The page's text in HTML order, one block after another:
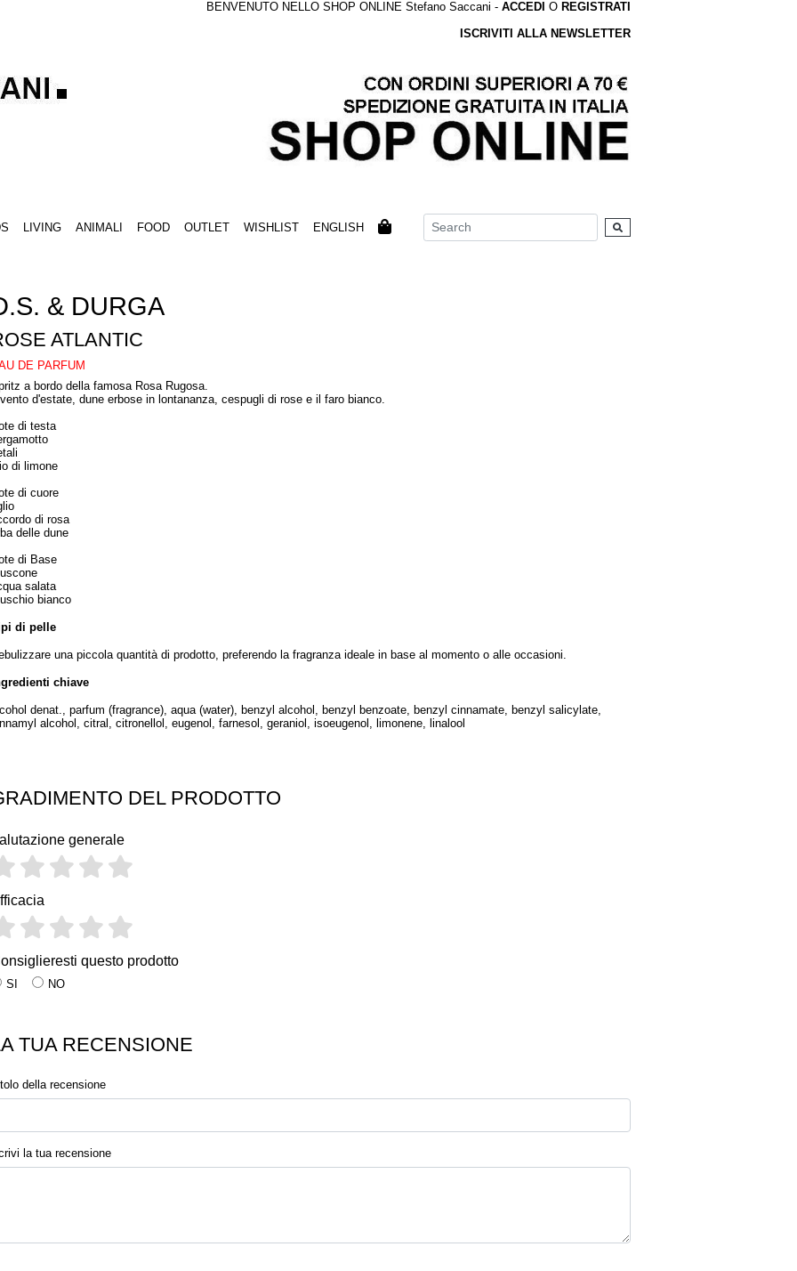
BENVENUTO NELLO SHOP ONLINE Stefano Saccani - ACCEDI O REGISTRATI
ISCRIVITI ALLA NEWSLETTER
LIVING ANIMALI FOOD OUTLET WISHLIST ENGLISH
& DURGA
ATLANTIC
DE PARFUM
a bordo della famosa Rosa Rugosa.
vento d'estate, dune erbose in lontananza, cespugli di rose e il faro bianco.
di testa
di limone
di cuore
di rosa
delle dune
di Base
salata
bianco
di pelle
una piccola quantità di prodotto, preferendo la fragranza ideale in base al momento o alle occasioni.
chiave
denat., parfum (fragrance), aqua (water), benzyl alcohol, benzyl benzoate, benzyl cinnamate, benzyl salicylate,
alcohol, citral, citronellol, eugenol, farnesol, geraniol, isoeugenol, limonene, linalool
DEL PRODOTTO
generale
questo prodotto
SI NO
TUA RECENSIONE
della recensione
la tua recensione